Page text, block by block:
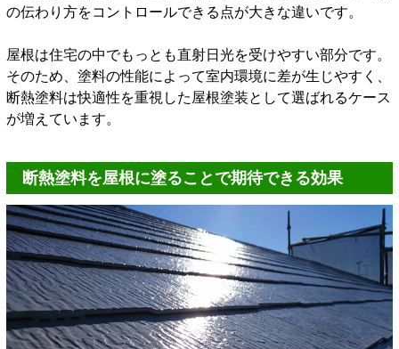
の伝わり方をコントロールできる点が大きな違いです。
屋根は住宅の中でもっとも直射日光を受けやすい部分です。
そのため、塗料の性能によって室内環境に差が生じやすく、
断熱塗料は快適性を重視した屋根塗装として選ばれるケース
が増えています。
断熱塗料を屋根に塗ることで期待できる効果